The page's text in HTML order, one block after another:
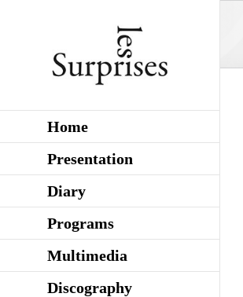
Home
Presentation
Diary
Programs
Multimedia
Discography